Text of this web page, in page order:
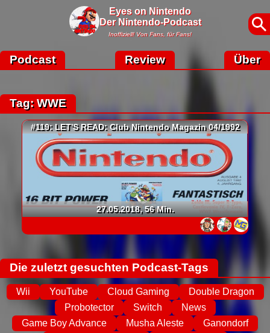
Eyes on Nintendo
Der Nintendo-Podcast
Inoffiziell! Von Fans, für Fans!
Podcast Review Über
Tag: WWE
#119: LET'S READ: Club Nintendo Magazin 04/1992
27.05.2018, 56 Min.
Die zuletzt gesuchten Podcast-Tags
Wii YouTube Cloud Gaming
Double Dragon
Probotector
Switch
News
Game Boy Advance
Musha Aleste
Ganondorf